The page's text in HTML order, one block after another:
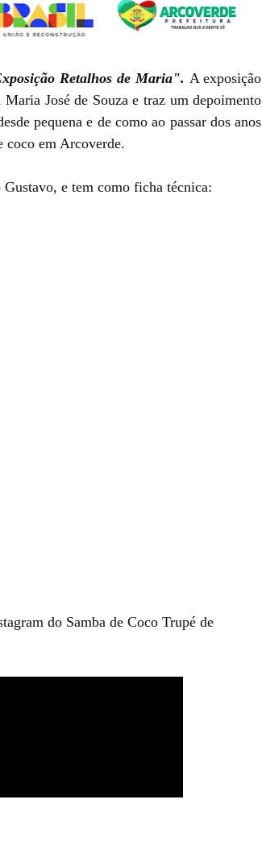
Retalhos de Maria". A exposição
José de Souza e traz um depoimento
pequena e de como ao passar dos anos
coco em Arcoverde.
e tem como ficha técnica:
do Samba de Coco Trupé de